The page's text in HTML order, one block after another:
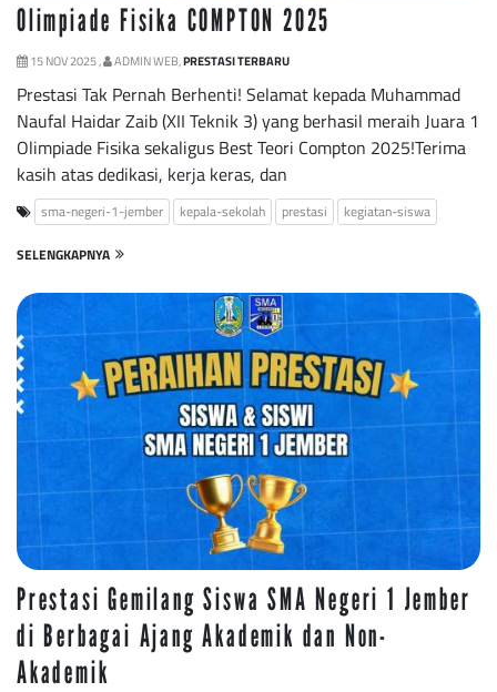
Olimpiade Fisika COMPTON 2025
15 NOV 2025 , ADMIN WEB,PRESTASI TERBARU
Prestasi Tak Pernah Berhenti! Selamat kepada Muhammad
Naufal Haidar Zaib (XII Teknik 3) yang berhasil meraih Juara 1
Olimpiade Fisika sekaligus Best Teori Compton 2025!Terima
kasih atas dedikasi, kerja keras, dan
sma-negeri-1-jember kepala-sekolah prestasi kegiatan-siswa
SELENGKAPNYA
Prestasi Gemilang Siswa SMA Negeri 1 Jember
di Berbagai Ajang Akademik dan Non-
Akademik